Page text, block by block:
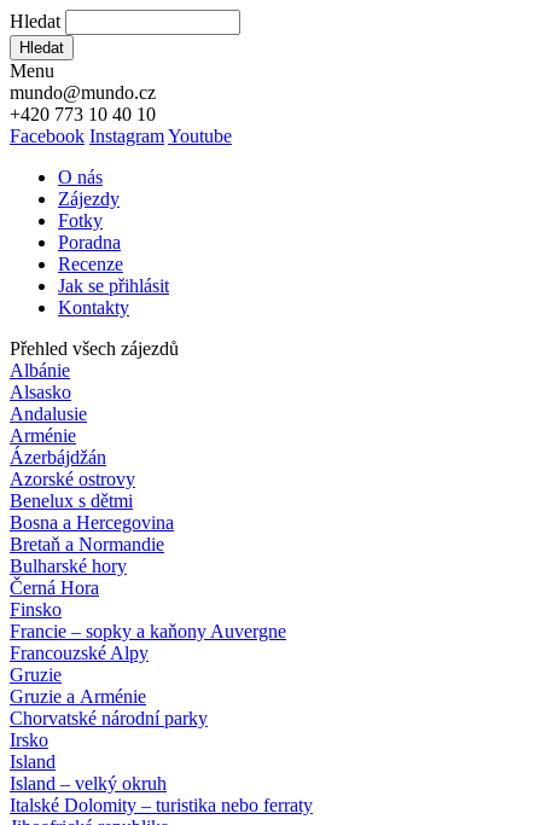
Hledat
Hledat
Menu
mundo@mundo.cz
+420 773 10 40 10
Facebook InstagramYoutube
O nás
Zájezdy
Fotky
Poradna
Recenze
Jak se přihlásit
Kontakty
Přehled všech zájezdů
Albánie
Alsasko
Andalusie
Arménie
Ázerbájdžán
Azorské ostrovy
Benelux s dětmi
Bosna a Hercegovina
Bretaň a Normandie
Bulharské hory
Černá Hora
Finsko
Francie – sopky a kaňony Auvergne
Francouzské Alpy
Gruzie
Gruzie a Arménie
Chorvatské národní parky
Irsko
Island
Island – velký okruh
Italské Dolomity – turistika nebo ferraty